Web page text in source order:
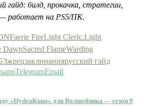
гайд: билд, прокачка, стратегии,
работает на PS5/ПК.
Faerie FireLight Cleric.Light
DawnSacred FlameWarding
жрецзаклинаниярусский гайд
TelegramEmail
«HydraKuna» для Волшебника — сезон 9